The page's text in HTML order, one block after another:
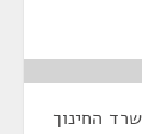
החינוך